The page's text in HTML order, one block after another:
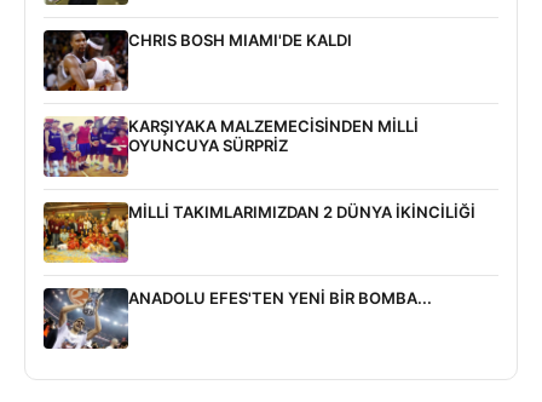
CHRIS BOSH MIAMI'DE KALDI
KARŞIYAKA MALZEMECİSİNDEN MİLLİ
OYUNCUYA SÜRPRİZ
MİLLİ TAKIMLARIMIZDAN 2 DÜNYA İKİNCİLİĞİ
ANADOLU EFES'TEN YENİ BİR BOMBA...